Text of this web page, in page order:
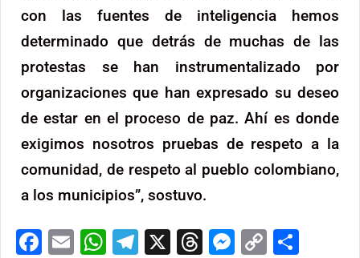
con las fuentes de inteligencia hemos
determinado que detrás de muchas de las
protestas se han instrumentalizado por
organizaciones que han expresado su deseo
de estar en el proceso de paz. Ahí es donde
exigimos nosotros pruebas de respeto a la
comunidad, de respeto al pueblo colombiano,
a los municipios”, sostuvo.
Facebook
EmailWhatsApp
Telegram
X ThreadsCopy